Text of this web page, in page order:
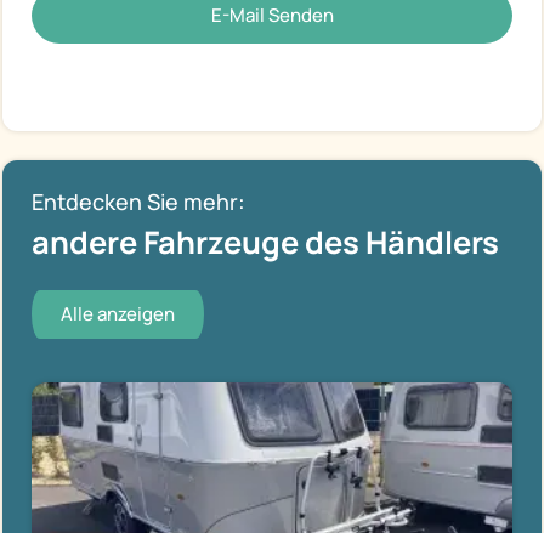
E-Mail Senden
Entdecken Sie mehr:
andere Fahrzeuge des Händlers
Alle anzeigen